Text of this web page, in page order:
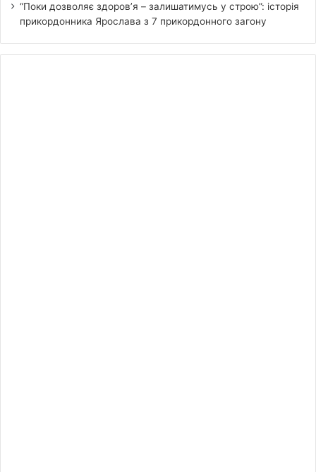
“Поки дозволяє здоров’я – залишатимусь у строю”: історія
прикордонника Ярослава з 7 прикордонного загону